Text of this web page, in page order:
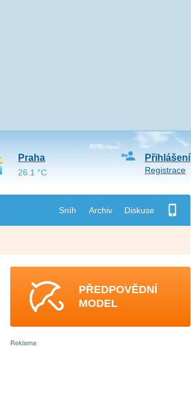
Sníh Archiv Diskuse
Přihlášení
Registrace
Praha
26.1 °C
PŘEDPOVĚDNÍ
MODEL